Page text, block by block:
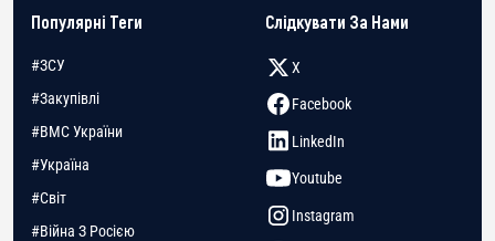
Популярні Теги
#ЗСУ
#Закупівлі
#ВМС України
#Україна
#Світ
#Війна З Росією
Слідкувати За Нами
X
Facebook
LinkedIn
Youtube
Instagram